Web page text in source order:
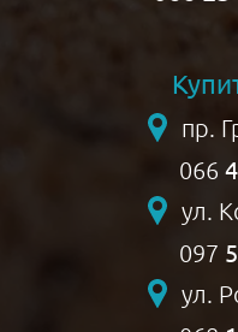
пр.
066
ул.
097
ул.